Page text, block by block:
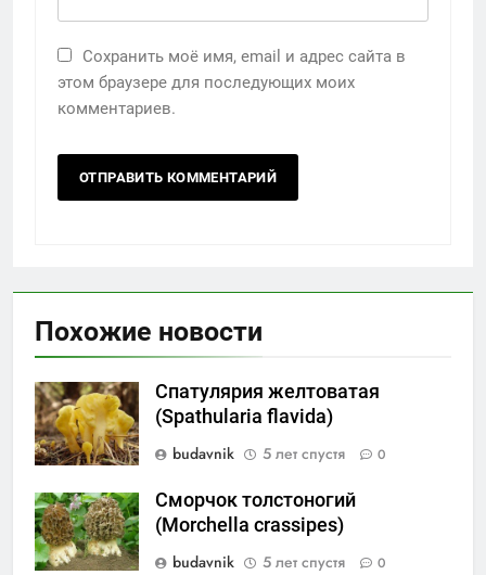
Сохранить моё имя, email и адрес сайта в
этом браузере для последующих моих
комментариев.
Похожие новости
Спатулярия желтоватая
(Spathularia flavida)
budavnik
5 лет спустя 0
Сморчок толстоногий
(Morchella crassipes)
budavnik
5 лет спустя 0